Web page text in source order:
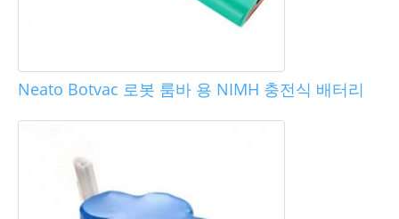
Neato Botvac 로봇 룸바 용 NIMH 충전식 배터리